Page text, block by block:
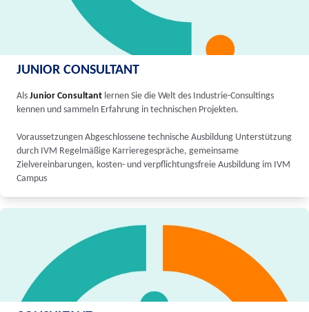
JUNIOR CONSULTANT
Als Junior Consultant lernen Sie die Welt des Industrie-Consultings
kennen und sammeln Erfahrung in technischen Projekten.
Voraussetzungen Abgeschlossene technische Ausbildung Unterstützung
durch IVM Regelmäßige Karrieregespräche, gemeinsame
Zielvereinbarungen, kosten- und verpflichtungsfreie Ausbildung im IVM
Campus